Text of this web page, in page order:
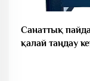
Санаттық
қалай таңдау